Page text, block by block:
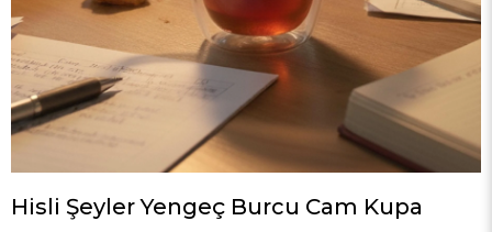
Hisli Şeyler Yengeç Burcu Cam Kupa